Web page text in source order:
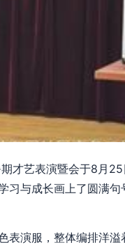
才艺表演暨会于8月
习与成长画上了圆满句
表演服，整体编排洋溢